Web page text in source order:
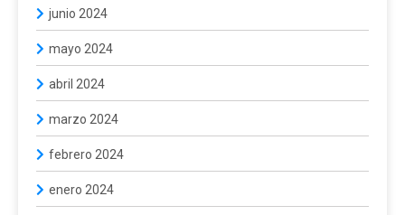
junio 2024
mayo 2024
abril 2024
marzo 2024
febrero 2024
enero 2024